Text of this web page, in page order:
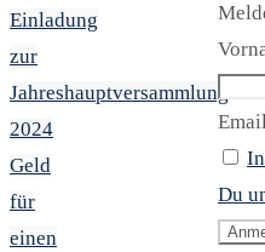
Einladung
zur
Jahreshauptversammlung
2024
Geld
für
einen
Du